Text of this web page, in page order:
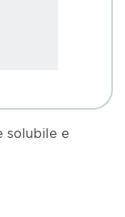
solubile e